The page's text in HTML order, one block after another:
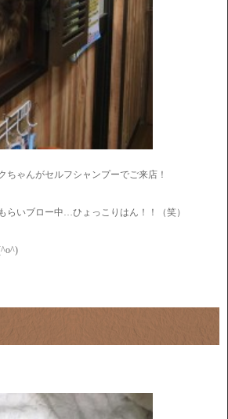
ちゃんがセルフシャンプーでご来店！
らいブロー中…ひょっこりはん！！（笑）